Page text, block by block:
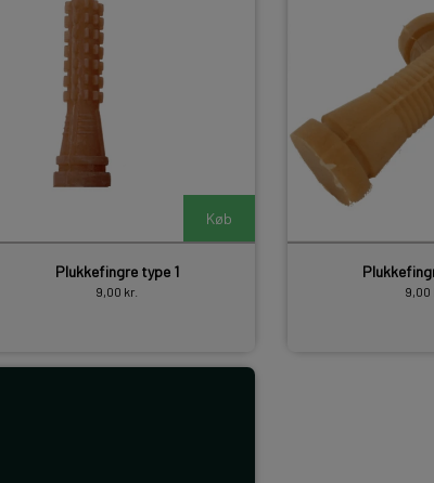
Køb
Plukkefingre type 1
9,00 kr. 9,00